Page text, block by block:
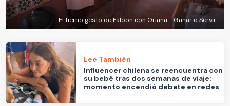
El tierno gesto de Faloon con Oriana - Ganar o Servir
Lee También
Influencer chilena se reencuentra con
su bebé tras dos semanas de viaje:
momento encendió debate en redes